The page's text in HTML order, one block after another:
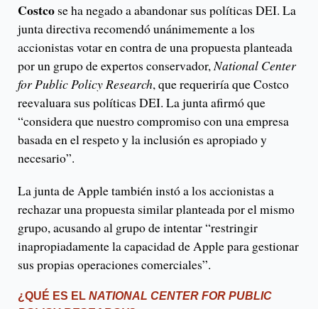
Costco se ha negado a abandonar sus políticas DEI. La
junta directiva recomendó unánimemente a los
accionistas votar en contra de una propuesta planteada
por un grupo de expertos conservador,National Center
for Public Policy Research, que requeriría que Costco
reevaluara sus políticas DEI. La junta afirmó que
“considera que nuestro compromiso con una empresa
basada en el respeto y la inclusión es apropiado y
necesario”.
La junta de Apple también instó a los accionistas a
rechazar una propuesta similar planteada por el mismo
grupo, acusando al grupo de intentar “restringir
inapropiadamente la capacidad de Apple para gestionar
sus propias operaciones comerciales”.
¿QUÉ ES EL NATIONAL CENTER FOR PUBLIC